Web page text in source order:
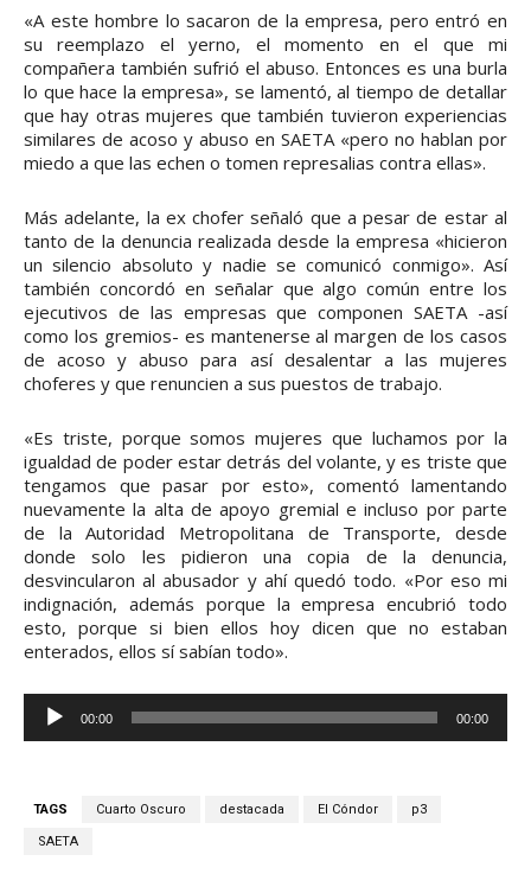
r
o
d
u
c
t
r
d
e
a
u
d
o
«A este hombre lo sacaron de la empresa, pero entró en
su reemplazo el yerno, el momento en el que mi
compañera también sufrió el abuso. Entonces es una burla
lo que hace la empresa», se lamentó, al tiempo de detallar
que hay otras mujeres que también tuvieron experiencias
similares de acoso y abuso en SAETA «pero no hablan por
miedo a que las echen o tomen represalias contra ellas».
Más adelante, la ex chofer señaló que a pesar de estar al
tanto de la denuncia realizada desde la empresa «hicieron
un silencio absoluto y nadie se comunicó conmigo». Así
también concordó en señalar que algo común entre los
ejecutivos de las empresas que componen SAETA -así
como los gremios- es mantenerse al margen de los casos
de acoso y abuso para así desalentar a las mujeres
choferes y que renuncien a sus puestos de trabajo.
«Es triste, porque somos mujeres que luchamos por la
igualdad de poder estar detrás del volante, y es triste que
tengamos que pasar por esto», comentó lamentando
nuevamente la alta de apoyo gremial e incluso por parte
de la Autoridad Metropolitana de Transporte, desde
donde solo les pidieron una copia de la denuncia,
desvincularon al abusador y ahí quedó todo. «Por eso mi
indignación, además porque la empresa encubrió todo
esto, porque si bien ellos hoy dicen que no estaban
enterados, ellos sí sabían todo».
e
00:00 00:00
TAGS Cuarto Oscuro destacada El Cóndor p3
SAETA